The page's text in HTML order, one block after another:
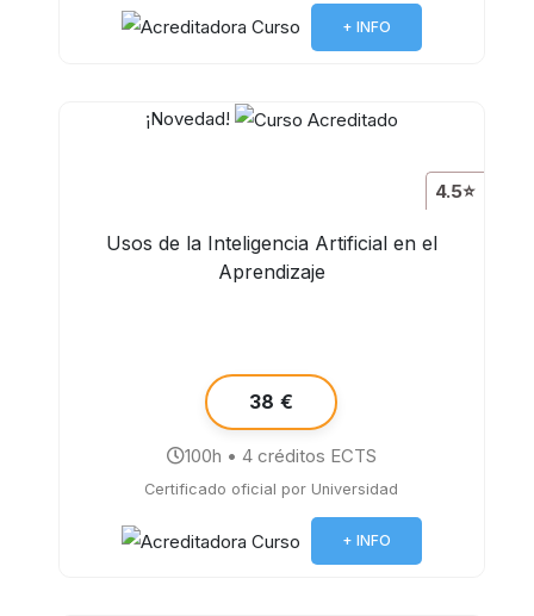
+ INFO
¡Novedad!
4.5⭐
Usos de la Inteligencia Artificial en el
Aprendizaje
38 €
100h • 4 créditos ECTS
Certificado oficial por Universidad
+ INFO